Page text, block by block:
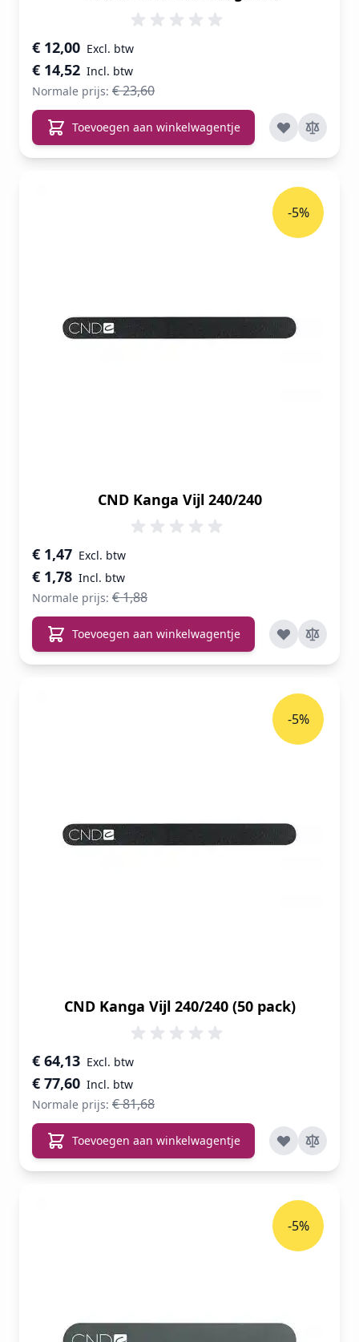
Speciale prijs
€ 14,52
€ 12,00
Normale prijs: € 23,60
Toevoegen aan winkelwagentje
CND Kanga Vijl 240/240
Speciale prijs
€ 1,78
€ 1,47
Normale prijs: € 1,88
-5%
Toevoegen aan winkelwagentje
CND Kanga Vijl 240/240 (50 pack)
Speciale prijs
€ 77,60
€ 64,13
Normale prijs: € 81,68
-5%
Toevoegen aan winkelwagentje
-5%